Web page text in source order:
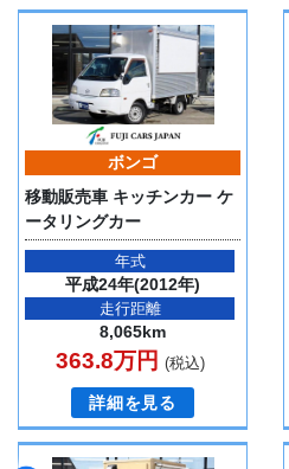
ボンゴ
移動販売車 キッチンカー ケ
ータリングカー
年式
平成24年(2012年)
走行距離
8,065km
363.8万円 (税込)
詳細を見る